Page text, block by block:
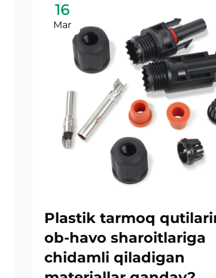
16
Mar
Plastik tarmoq
ob-havo sharoitlariga
chidamli qiladigan